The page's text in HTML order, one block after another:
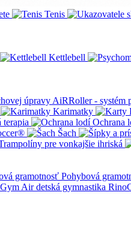
Tenis
Kettlebell
AiRRoller - systém
Karimatky
Ochrana
Šach
pre vonkajšie ihriská
Pohybová